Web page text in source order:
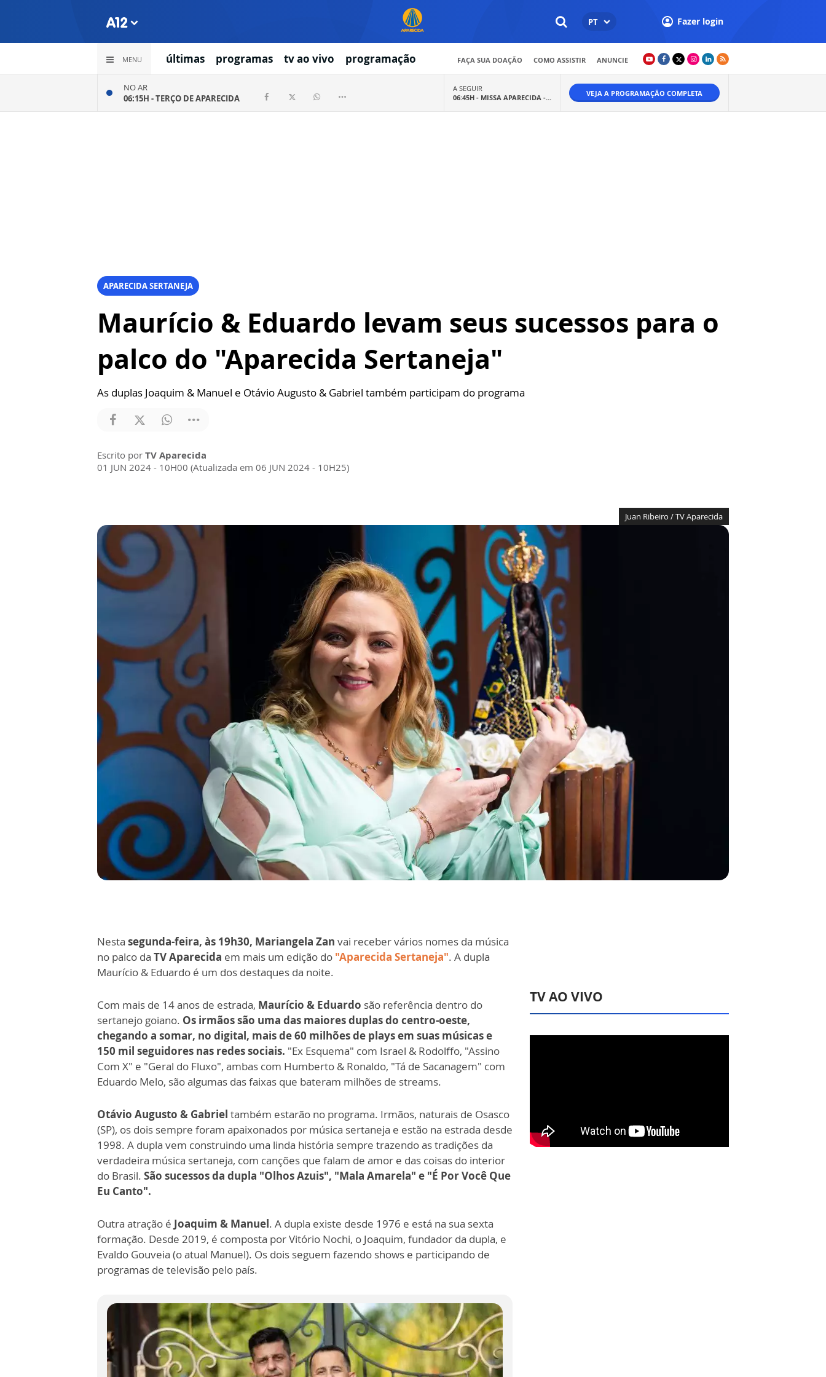
PT Fazer login
MENU últimas programas tv ao vivo programação FAÇA SUA DOAÇÃO COMO ASSISTIR ANUNCIE
NO AR
06:15H -TERÇO DE APARECIDA
A SEGUIR
06:45H - MISSA APARECIDA -... VEJA A PROGRAMAÇÃO COMPLETA
APARECIDA SERTANEJA
Maurício & Eduardo levam seus sucessos para o
palco do "Aparecida Sertaneja"
As duplas Joaquim & Manuel e Otávio Augusto & Gabriel também participam do programa
Escrito por TV Aparecida
01 JUN 2024 - 10H00 (Atualizada em 06 JUN 2024 - 10H25)
Juan Ribeiro / TV Aparecida
Nesta segunda-feira, às 19h30, Mariangela Zan vai receber vários nomes da música
no palco da TV Aparecida em mais um edição do "Aparecida Sertaneja". A dupla
Maurício & Eduardo é um dos destaques da noite.
Com mais de 14 anos de estrada, Maurício & Eduardo são referência dentro do
sertanejo goiano. Os irmãos são uma das maiores duplas do centro-oeste,
chegando a somar, no digital, mais de 60 milhões de plays em suas músicas e
150 mil seguidores nas redes sociais. "Ex Esquema" com Israel & Rodolffo, "Assino
Com X" e "Geral do Fluxo", ambas com Humberto & Ronaldo, "Tá de Sacanagem" com
Eduardo Melo, são algumas das faixas que bateram milhões de streams.
Otávio Augusto & Gabriel também estarão no programa. Irmãos, naturais de Osasco
(SP), os dois sempre foram apaixonados por música sertaneja e estão na estrada desde
1998. A dupla vem construindo uma linda história sempre trazendo as tradições da
verdadeira música sertaneja, com canções que falam de amor e das coisas do interior
do Brasil. São sucessos da dupla "Olhos Azuis", "Mala Amarela" e "É Por Você Que
Eu Canto".
Outra atração é Joaquim & Manuel. A dupla existe desde 1976 e está na sua sexta
formação. Desde 2019, é composta por Vitório Nochi, o Joaquim, fundador da dupla, e
Evaldo Gouveia (o atual Manuel). Os dois seguem fazendo shows e participando de
programas de televisão pelo país.
TV AO VIVO